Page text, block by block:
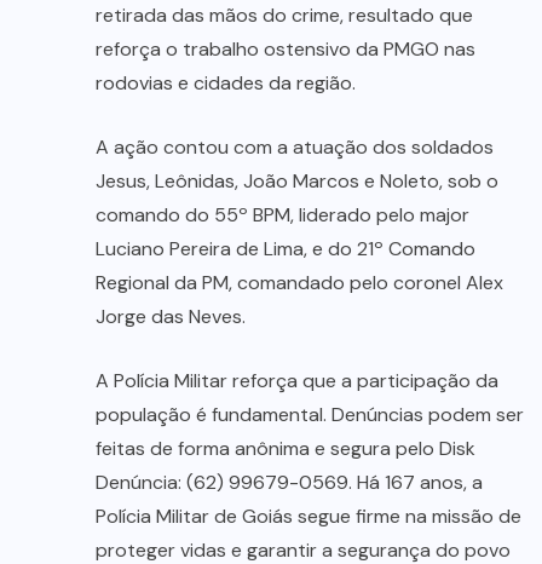
retirada das mãos do crime, resultado que
reforça o trabalho ostensivo da PMGO nas
rodovias e cidades da região.
A ação contou com a atuação dos soldados
Jesus, Leônidas, João Marcos e Noleto, sob o
comando do 55º BPM, liderado pelo major
Luciano Pereira de Lima, e do 21º Comando
Regional da PM, comandado pelo coronel Alex
Jorge das Neves.
A Polícia Militar reforça que a participação da
população é fundamental. Denúncias podem ser
feitas de forma anônima e segura pelo Disk
Denúncia: (62) 99679-0569. Há 167 anos, a
Polícia Militar de Goiás segue firme na missão de
proteger vidas e garantir a segurança do povo